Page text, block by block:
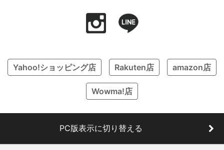
Yahoo!ショッピング店 Rakuten店 amazon店
Wowma!店
PC版表示に切り替える